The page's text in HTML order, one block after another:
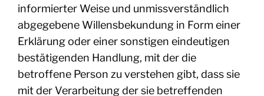
informierter Weise und unmissverständlich
abgegebene Willensbekundung in Form einer
Erklärung oder einer sonstigen eindeutigen
bestätigenden Handlung, mit der die
betroffene Person zu verstehen gibt, dass sie
mit der Verarbeitung der sie betreffenden